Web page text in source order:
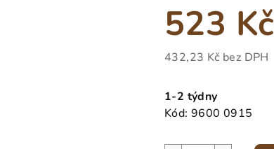
523 Kč
432,23 Kč bez DPH
cena:
1-2 týdny
Kód: 9600 0915